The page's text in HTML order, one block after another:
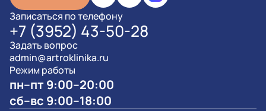
Записаться по телефону
+7 (3952) 43-50-28
Задать вопрос
admin@artroklinika.ru
Режим работы
пн–пт 9:00–20:00
сб–вс 9:00–18:00